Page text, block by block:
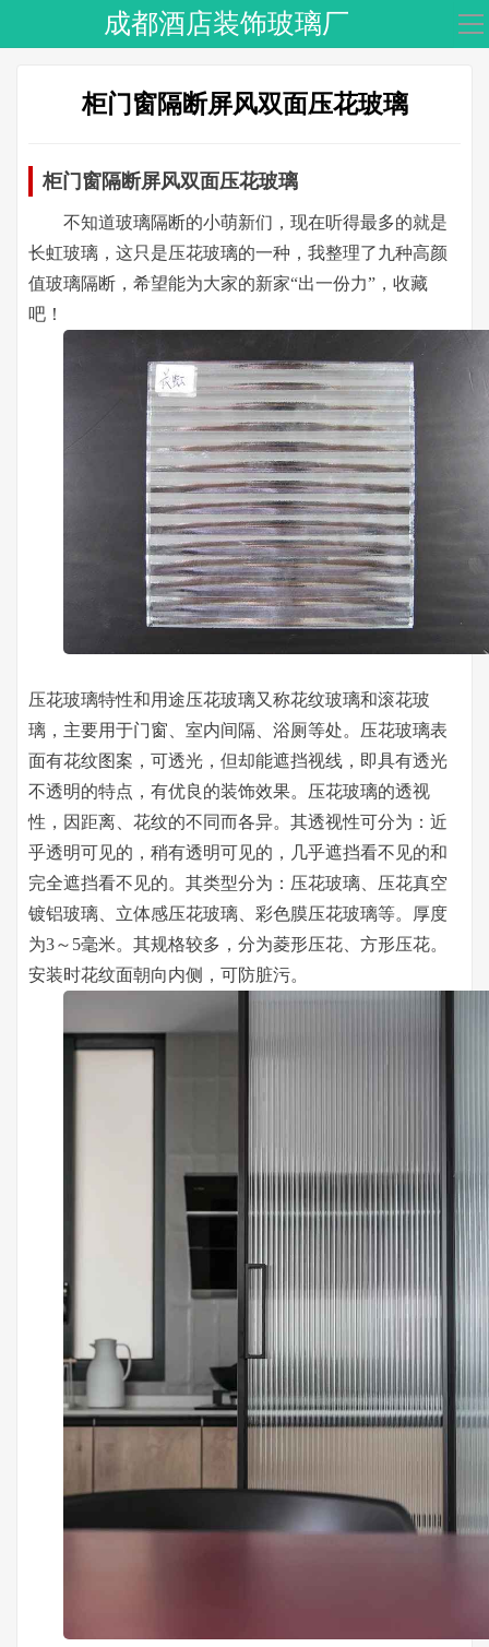
导
成都酒店装饰玻璃厂
网站首页
激光内雕
夹娟夹胶
渐变玻璃
压花玻璃
工程玻璃
柜门窗隔断屏风双面压花玻璃
柜门窗隔断屏风双面压花玻璃
不知道玻璃隔断的小萌新们，现在听得最多的就是
长虹玻璃，这只是压花玻璃的一种，我整理了九种高颜
值玻璃隔断，希望能为大家的新家“出一份力”，收藏
吧！
压花玻璃特性和用途压花玻璃又称花纹玻璃和滚花玻
璃，主要用于门窗、室内间隔、浴厕等处。压花玻璃表
面有花纹图案，可透光，但却能遮挡视线，即具有透光
不透明的特点，有优良的装饰效果。压花玻璃的透视
性，因距离、花纹的不同而各异。其透视性可分为：近
乎透明可见的，稍有透明可见的，几乎遮挡看不见的和
完全遮挡看不见的。其类型分为：压花玻璃、压花真空
镀铝玻璃、立体感压花玻璃、彩色膜压花玻璃等。厚度
为3～5毫米。其规格较多，分为菱形压花、方形压花。
安装时花纹面朝向内侧，可防脏污。